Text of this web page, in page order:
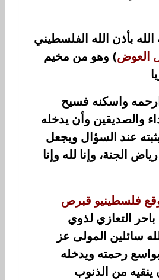
بأذن الله الفلسطيني
العوض) وهو من مخيم
واسكنه فسيح
والصديقين وأن يدخله
عند السؤال ويجعل
الجنة، وإنا لله وإنا
فلسطينيو قبرص
باحر التعازي لذوي
سائلين المولى عز
رحمته ويدخله
ينقيه من الذنوب